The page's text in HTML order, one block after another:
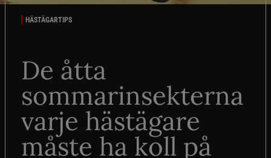
HÄSTÄGARTIPS
De åtta
sommarinsekterna
varje hästägare
måste ha koll på